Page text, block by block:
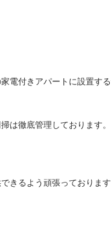
電付きアパートに設置す
は徹底管理しております。
きるよう頑張っております